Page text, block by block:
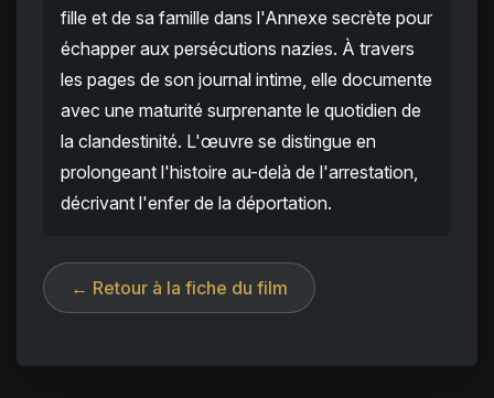
fille et de sa famille dans l'Annexe secrète pour
échapper aux persécutions nazies. À travers
les pages de son journal intime, elle documente
avec une maturité surprenante le quotidien de
la clandestinité. L'œuvre se distingue en
prolongeant l'histoire au-delà de l'arrestation,
décrivant l'enfer de la déportation.
← Retour à la fiche du film